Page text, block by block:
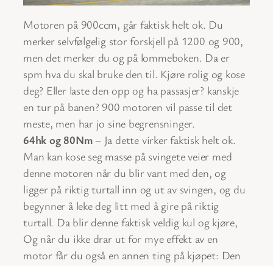
Motoren på 900ccm, går faktisk helt ok. Du
merker selvfølgelig stor forskjell på 1200 og 900,
men det merker du og på lommeboken. Da er
spm hva du skal bruke den til. Kjøre rolig og kose
deg? Eller laste den opp og ha passasjer? kanskje
en tur på banen? 900 motoren vil passe til det
meste, men har jo sine begrensninger.
64hk og 80Nm – Ja dette virker faktisk helt ok.
Man kan kose seg masse på svingete veier med
denne motoren når du blir vant med den, og
ligger på riktig turtall inn og ut av svingen, og du
begynner å leke deg litt med å gire på riktig
turtall. Da blir denne faktisk veldig kul og kjøre,
Og når du ikke drar ut for mye effekt av en
motor får du også en annen ting på kjøpet: Den